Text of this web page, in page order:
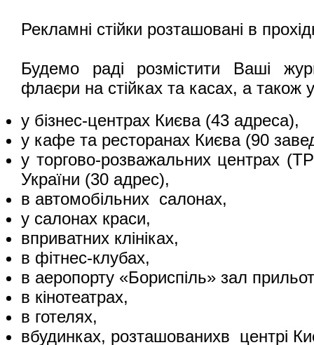
Рекламні стійки розташовані в
Будемо раді розмістити Ваші
флаєри на стійках та касах, а також
у бізнес-центрах Києва (43 адреса),
у кафе та ресторанах Києва (90
у торгово-розважальних центрах
України (30 адрес),
в автомобільних салонах,
у салонах краси,
вприватних клініках,
в фітнес-клубах,
в аеропорту «Бориспіль» зал
в кінотеатрах,
в готелях,
вбудинках, розташованихв центрі